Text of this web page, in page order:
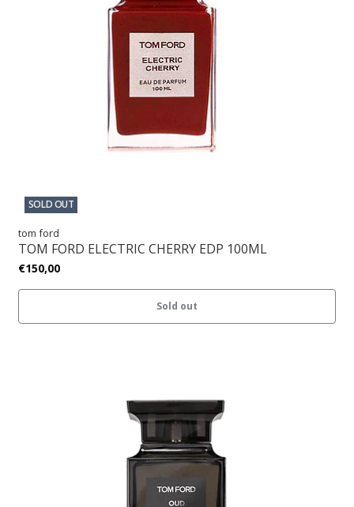
SOLD OUT
tom ford
TOM FORD ELECTRIC CHERRY EDP 100ML
€150,00
Sold out